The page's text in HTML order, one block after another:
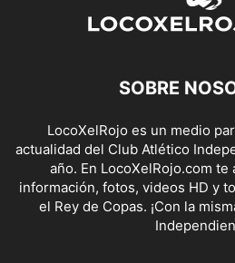
SOBRE
LocoXelRojo es un medio
actualidad del Club Atlético
año. En LocoXelRojo.com
información, fotos, videos HD y
el Rey de Copas. ¡Con la